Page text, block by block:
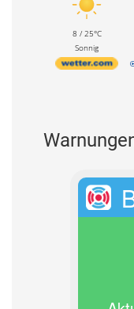
8 / 25°C
Sonnig